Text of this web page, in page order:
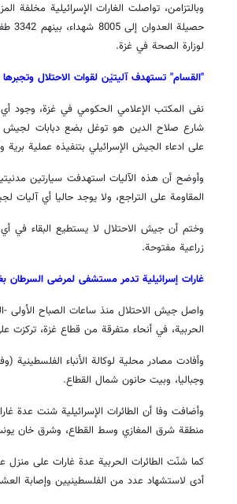
وبالتزامن، تواصلت الغارات الإسرائيلية مخلفة
لوزارة الصحة في غزة.
"القسام" تستهدف آليتيْن لقوات الاحتلال
نفى المكتب الإعلامي الحكومي في غزة، وجود
شارع صلاح الدين هو توغل بضع دبابات لجيش
على ادعاء الجيش الإسرائيلي بتنفيذه عملية
وأوضح أن هذه الآليات استهدفت سيارتين
المقاومة على التراجع، ولا يوجد حاليا أي آليات
وختم أن جيش الاحتلال لا يستطيع البقاء في
زراعية مفتوحة.
غارات إسرائيلية تدمر مستشفى لمرضى السرطان
واصل جيش الاحتلال منذ ساعات الصباح الأولى -
الحربية، في أنحاء متفرقة من قطاع غزة، تركزت
وأفادت مصادر محلية لوكالة الأنباء
وجباليا، وبيت حانون شمال القطاع.
وأضافت وفا أن الطائرات الإسرائيلية شنت
منطقة شرق المغازي وسط القطاع، وشرق خان
كما شنّت الطائرات الحربية عدة غارات على
أدى لاستشهاد عدد من الفلسطينيين وإصابة